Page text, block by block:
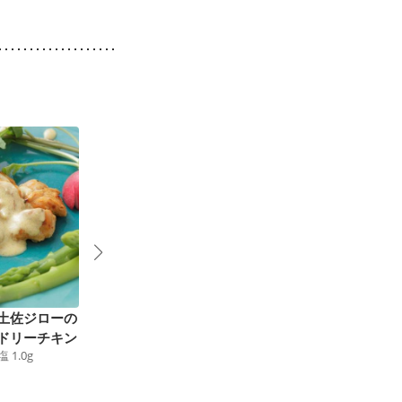
佐ジローの
リーチキン
1.0g